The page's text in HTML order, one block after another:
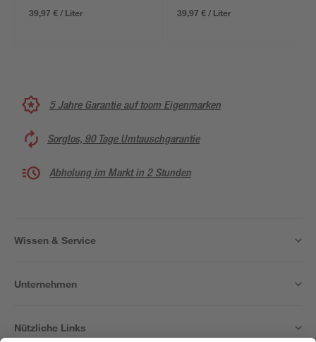
39,97 € / Liter 39,97 € / Liter
5 Jahre Garantie auf toom Eigenmarken
Sorglos, 90 Tage Umtauschgarantie
Abholung im Markt in 2 Stunden
Wissen & Service
Unternehmen
Nützliche Links